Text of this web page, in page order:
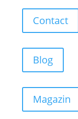
Contact
Blog
Magazin